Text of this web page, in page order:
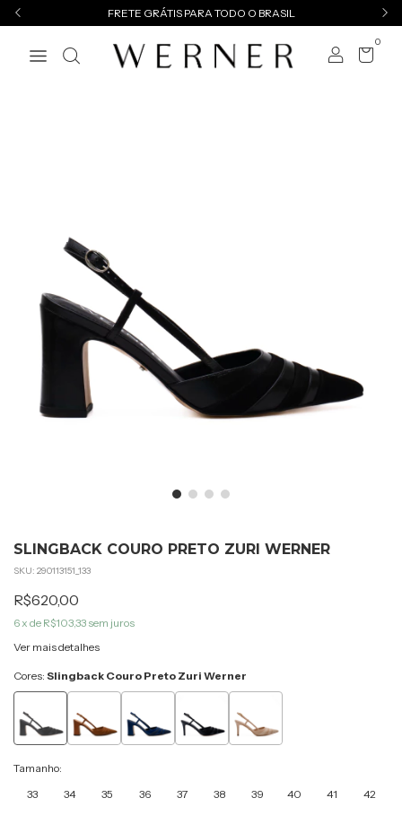
FRETE GRÁTIS PARA TODO O BRASIL
0
SLINGBACK COURO PRETO ZURI WERNER
SKU: 290113151_133
R$620,00
6 x de R$103,33 sem juros
Ver mais detalhes
Cores: Slingback Couro Preto Zuri Werner
Tamanho:
33
34 35 36 37 38 39 40 41 42